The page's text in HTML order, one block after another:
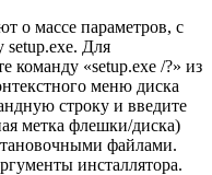
о массе параметров, с
setup.exe. Для
команду «setup.exe /?» из
меню диска
строку и введите
метка флешки/диска)
файлами.
инсталлятора.